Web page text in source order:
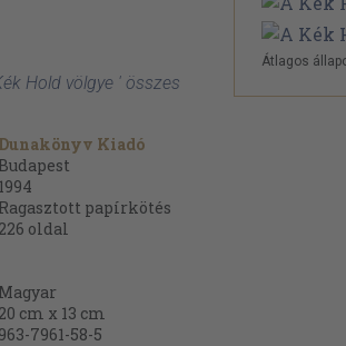
Hold völgye ' összes
Dunakönyv Kiadó
Budapest
1994
Ragasztott papírkötés
226 oldal
Magyar
20 cm x 13 cm
963-7961-58-5
Átlagos